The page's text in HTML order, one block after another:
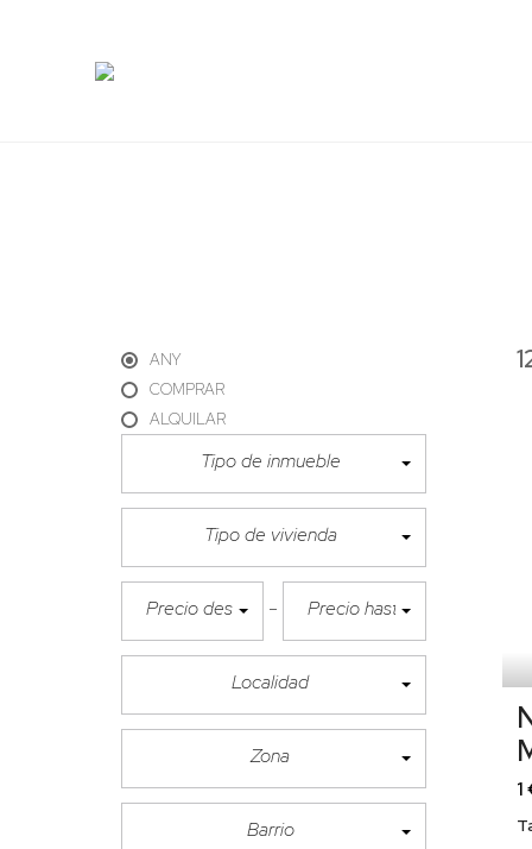
ANY
COMPRAR
ALQUILAR
Tipo de inmueble
Tipo de vivienda
Precio desde Precio hasta
Localidad
Zona
Barrio
1